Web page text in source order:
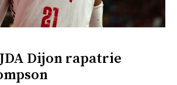
Dijon rapatrie